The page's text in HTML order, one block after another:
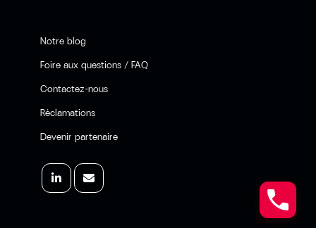
Notre blog
Foire aux questions / FAQ
Contactez-nous
Réclamations
Devenir partenaire